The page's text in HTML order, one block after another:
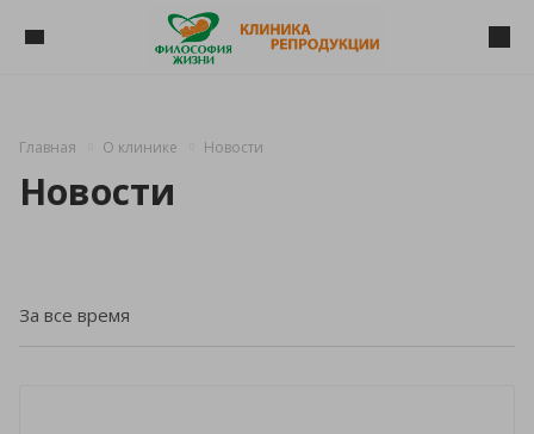
Главная О клинике Новости
Новости